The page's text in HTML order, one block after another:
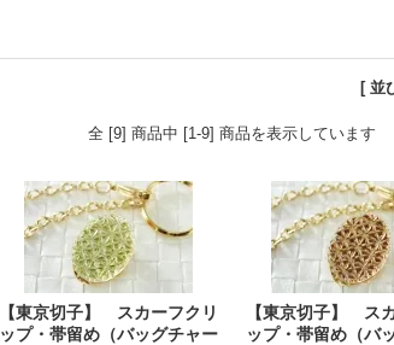
[ 並
全 [9] 商品中 [1-9] 商品を表示しています
【東京切子】 スカーフクリ
ップ・帯留め（バッグチャー
【東京切子】 ス
ップ・帯留め（バ